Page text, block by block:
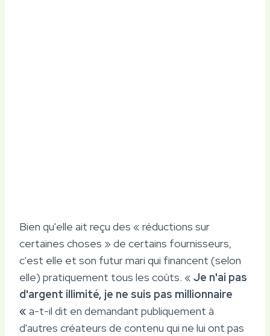
Bien qu'elle ait reçu des « réductions sur
certaines choses » de certains fournisseurs,
c'est elle et son futur mari qui financent (selon
elle) pratiquement tous les coûts. « Je n'ai pas
d'argent illimité, je ne suis pas millionnaire
« a-t-il dit en demandant publiquement à
d'autres créateurs de contenu qui ne lui ont pas